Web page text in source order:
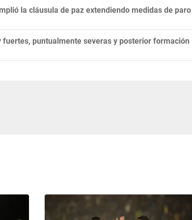
la cláusula de paz extendiendo medidas de paro
puntualmente severas y posterior formación